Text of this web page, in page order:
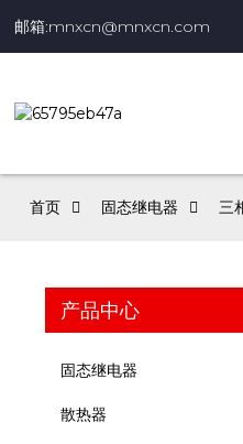
邮箱:mnxcn@mnxcn.com
首页 固态继电器 三
产品中心
固态继电器
散热器